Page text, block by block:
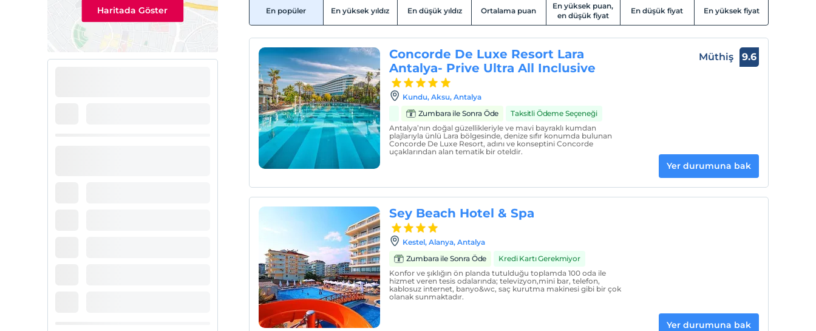
Haritada Göster En popüler En yüksek yıldız En düşük yıldız Ortalama puan
En yüksek puan,
en düşük fiyat
En düşük fiyat En yüksek fiyat
Concorde De Luxe Resort Lara
Antalya- Prive Ultra All Inclusive
Kundu, Aksu, Antalya
Zumbara ile Sonra Öde
Taksitli Ödeme Seçeneği
Antalya’nın doğal güzellikleriyle ve mavi bayraklı kumdan
plajlarıyla ünlü Lara bölgesinde, denize sıfır konumda bulunan
Concorde De Luxe Resort, adını ve konseptini Concorde
uçaklarından alan tematik bir oteldir.
Müthiş 9.6
Yer durumuna bak
Sey Beach Hotel & Spa
Kestel, Alanya, Antalya
Zumbara ile Sonra Öde
Kredi Kartı Gerekmiyor
Konfor ve şıklığın ön planda tutulduğu toplamda 100 oda ile
hizmet veren tesis odalarında; televizyon,mini bar, telefon,
kablosuz internet, banyo&wc, saç kurutma makinesi gibi bir çok
olanak sunmaktadır.
Yer durumuna bak